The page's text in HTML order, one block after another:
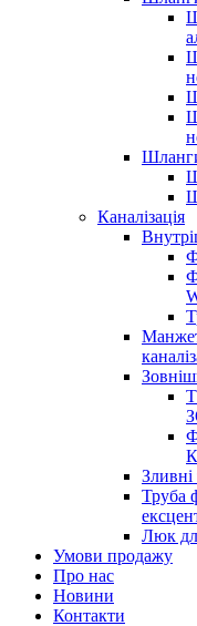
Каналізація
Труба
Люк
Умови продажу
Про нас
Новини
Контакти